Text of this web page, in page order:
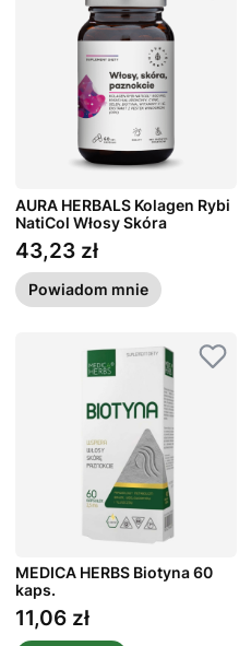
AURA HERBALS Kolagen Rybi
NatiCol Włosy Skóra
Paznokcie 60 kaps.
Cena
43,23 zł
Powiadom mnie
MEDICA HERBS Biotyna 60
kaps.
Cena
11,06 zł